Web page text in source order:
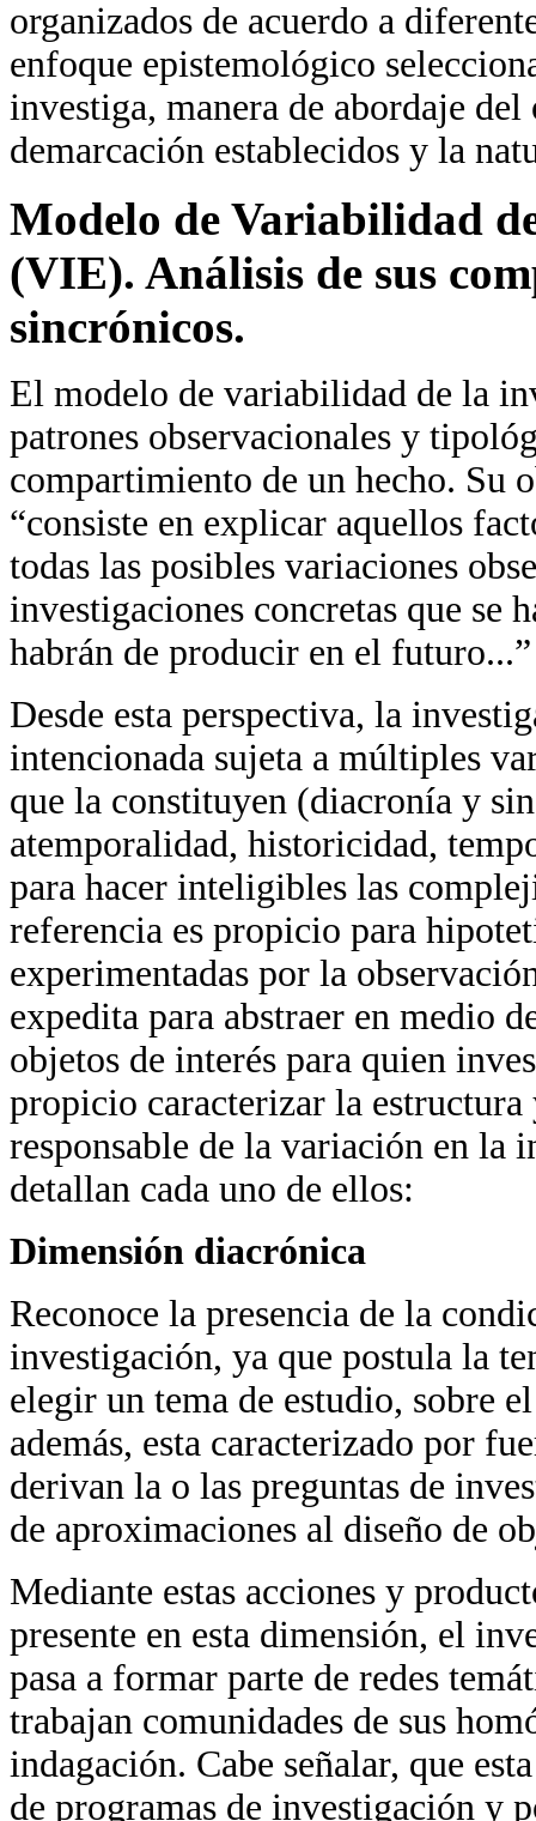
organizados de acuerdo a
enfoque epistemológico
investiga, manera de abordaje
demarcación establecidos y la
Modelo de Variabilidad
(VIE). Análisis de sus
sincrónicos.
El modelo de variabilidad de la
patrones observacionales y
compartimiento de un hecho. Su
“consiste en explicar aquellos
todas las posibles variaciones
investigaciones concretas que se
habrán de producir en el
Desde esta perspectiva, la
intencionada sujeta a múltiples
que la constituyen (diacronía y
atemporalidad, historicidad,
para hacer inteligibles las
referencia es propicio para
experimentadas por la
expedita para abstraer en medio
objetos de interés para quien
propicio caracterizar la
responsable de la variación en la
detallan cada uno de ellos:
Dimensión diacrónica
Reconoce la presencia de la
investigación, ya que postula la
elegir un tema de estudio, sobre
además, esta caracterizado por
derivan la o las preguntas de
de aproximaciones al diseño de
Mediante estas acciones y
presente en esta dimensión, el
pasa a formar parte de redes
trabajan comunidades de sus
indagación. Cabe señalar, que
de programas de investigación y